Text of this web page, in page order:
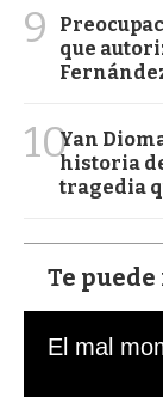
9
que
10Yan
historia
tragedia
Te